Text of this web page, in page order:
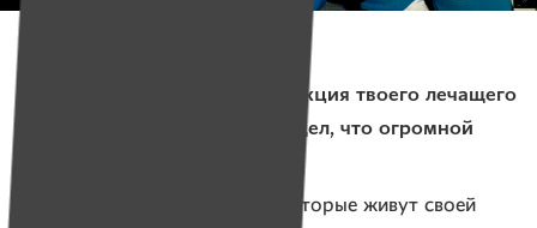
Фото: Наталья Пригодич, Имена
— Интересно, какой была реакция твоего лечащего
врача в Гомеле, когда он увидел, что огромной
— Есть врачи по призванию, которые живут своей